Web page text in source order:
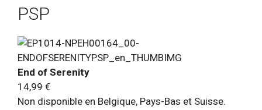
PSP
End of Serenity
14,99 €
Non disponible en Belgique, Pays-Bas et Suisse.